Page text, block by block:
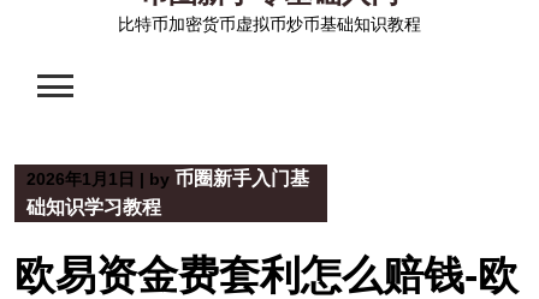
比特币加密货币虚拟币炒币基础知识教程
2026年1月1日 | by 币圈新手入门基
础知识学习教程
欧易资金费套利怎么赔钱-欧